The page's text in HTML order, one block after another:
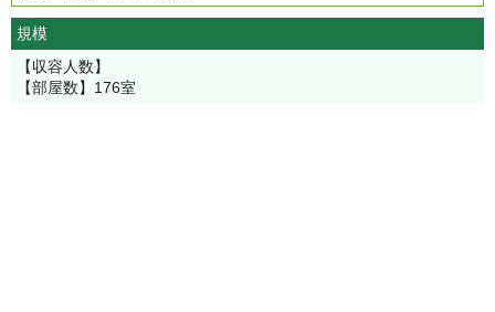
規模
【収容人数】
【部屋数】176室